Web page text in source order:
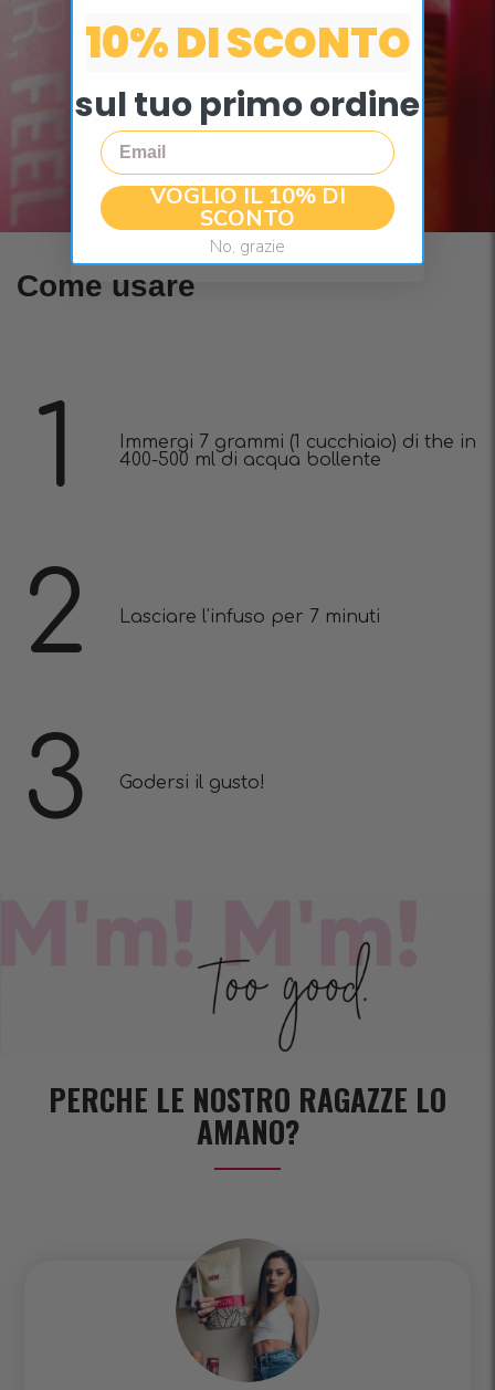
Come usare
1
Immergi 7 grammi (1 cucchiaio) di the in
400-500 ml di acqua bollente
2 Lasciare l'infuso per 7 minuti
3 Godersi il gusto!
PERCHE LE NOSTRO RAGAZZE LO
AMANO?
10% DI SCONTO
sul tuo primo ordine
Email
VOGLIO IL 10% DI
SCONTO
No, grazie